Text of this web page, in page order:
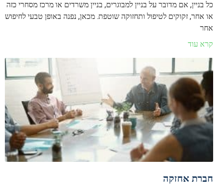
כל בניין, אם מדובר על בניין למבוגרים, בניין משרדים או מרכז מסחרי כזה
או אחר, זקוקים לטיפול ותחזוקה שוטפת. מכאן, נפנה באופן טבעי לחיפוש
אחר
קרא עוד
חברת אחזקה